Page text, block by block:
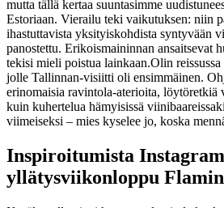
mutta tällä kertaa suuntasimme
Estoriaan. Vierailu teki vaikutuksen: niin
ihastuttavista yksityiskohdista syntyvään
panostettu. Erikoismaininnan ansaitsevat
tekisi mieli poistua lainkaan.Olin
jolle Tallinnan-visiitti oli ensimmäinen.
erinomaisia ravintola-aterioita, löytöretkiä
kuin kuhertelua hämyisissä
viimeiseksi – mies kyselee jo, koska
Inspiroitumista
yllätysviikonloppu